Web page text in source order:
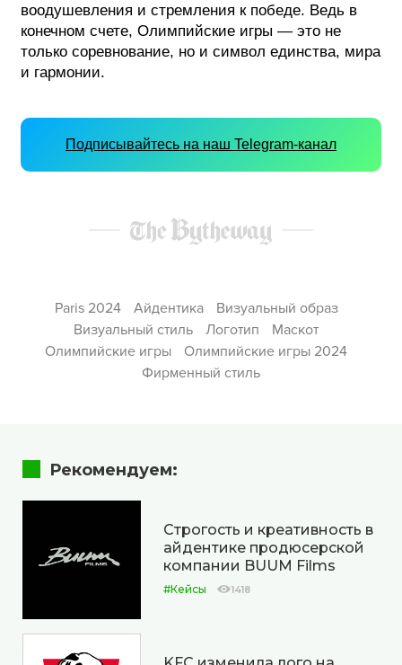
воодушевления и стремления к победе. Ведь в
конечном счете, Олимпийские игры — это не
только соревнование, но и символ единства, мира
и гармонии.
Подписывайтесь на наш Telegram-канал
Paris 2024 Айдентика
Визуальный образ
Визуальный стиль
Логотип
Маскот
Олимпийские игры
Олимпийские игры 2024
Фирменный стиль
Рекомендуем:
Строгость и креативность в
айдентике продюсерской
компании BUUM Films
#Кейсы 1418